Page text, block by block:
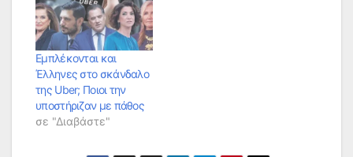
Eμπλέκονται και
Έλληνες στο σκάνδαλο
της Uber; Ποιοι την
υποστήριζαν με πάθος
σε "Διαβάστε"